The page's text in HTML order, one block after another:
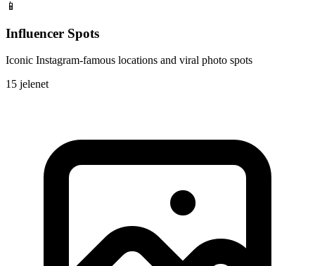
📱
Influencer Spots
Iconic Instagram-famous locations and viral photo spots
15 jelenet